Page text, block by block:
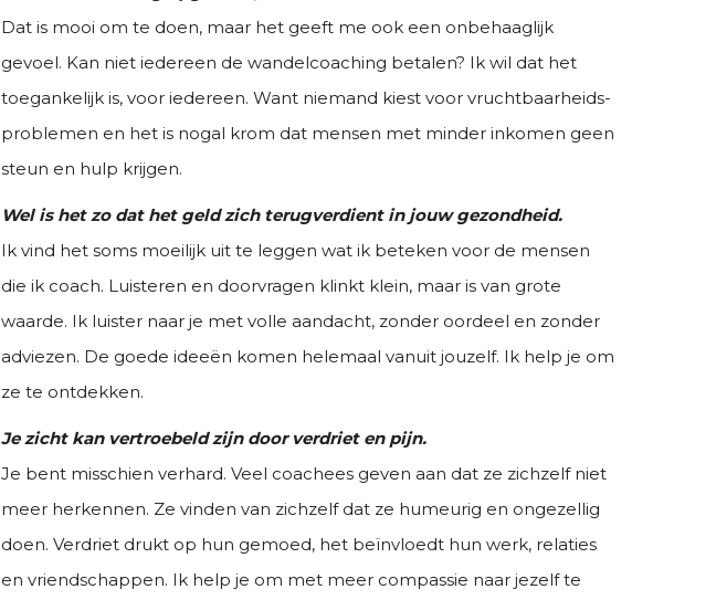
Dat is mooi om te doen, maar het geeft me ook een onbehaaglijk
gevoel. Kan niet iedereen de wandelcoaching betalen? Ik wil dat het
toegankelijk is, voor iedereen. Want niemand kiest voor vruchtbaarheids-
problemen en het is nogal krom dat mensen met minder inkomen geen
steun en hulp krijgen.
Wel is het zo dat het geld zich terugverdient in jouw gezondheid.
Ik vind het soms moeilijk uit te leggen wat ik beteken voor de mensen
die ik coach. Luisteren en doorvragen klinkt klein, maar is van grote
waarde. Ik luister naar je met volle aandacht, zonder oordeel en zonder
adviezen. De goede ideeën komen helemaal vanuit jouzelf. Ik help je om
ze te ontdekken.
Je zicht kan vertroebeld zijn door verdriet en pijn.
Je bent misschien verhard. Veel coachees geven aan dat ze zichzelf niet
meer herkennen. Ze vinden van zichzelf dat ze humeurig en ongezellig
doen. Verdriet drukt op hun gemoed, het beïnvloedt hun werk, relaties
en vriendschappen. Ik help je om met meer compassie naar jezelf te